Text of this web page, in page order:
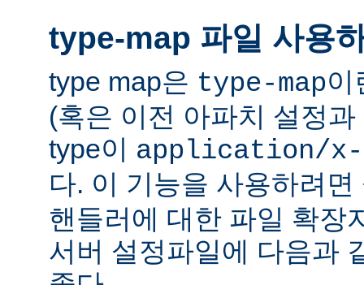
type-map 파일 사용
type map은 type-map이
(혹은 이전 아파치 설정
type이 application/x-
다. 이 기능을 사용하려
핸들러에 대한 파일 확장
서버 설정파일에 다음과